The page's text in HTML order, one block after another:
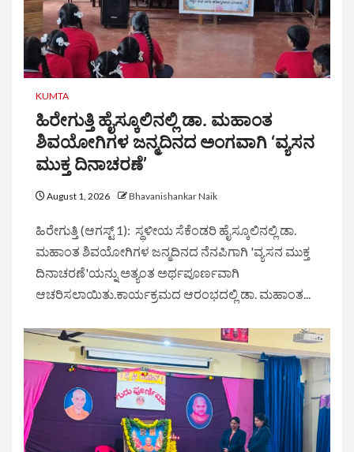
KUMTA
ಹಿರೇಗುತ್ತಿ ಹೈಸ್ಕೂಲಿನಲ್ಲಿ ಡಾ. ಮಹಾಂತ
ಶಿವಯೋಗಿಗಳ ಜನ್ಮದಿನದ ಅಂಗವಾಗಿ ‘ವ್ಯಸನ
ಮುಕ್ತ ದಿನಾಚರಣೆ’
August 1, 2026 Bhavanishankar Naik
ಹಿರೇಗುತ್ತಿ (ಆಗಸ್ಟ್ 1): ಸ್ಥಳೀಯ ಸೆಕೆಂಡರಿ ಹೈಸ್ಕೂಲಿನಲ್ಲಿ ಡಾ.
ಮಹಾಂತ ಶಿವಯೋಗಿಗಳ ಜನ್ಮದಿನದ ನೆನಪಿಗಾಗಿ 'ವ್ಯಸನ ಮುಕ್ತ
ದಿನಾಚರಣೆ'ಯನ್ನು ಅತ್ಯಂತ ಅರ್ಥಪೂರ್ಣವಾಗಿ
ಆಚರಿಸಲಾಯಿತು.ಕಾರ್ಯಕ್ರಮದ ಆರಂಭದಲ್ಲಿ ಡಾ. ಮಹಾಂತ...